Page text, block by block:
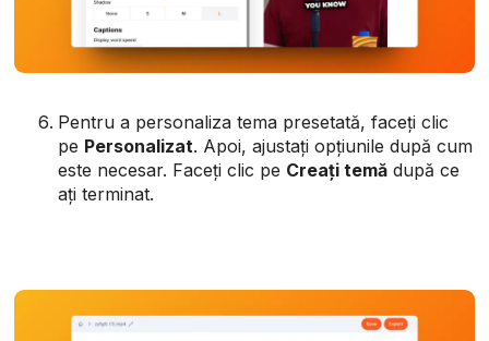
Pentru a personaliza tema presetată, faceți clic
pe Personalizat. Apoi, ajustați opțiunile după cum
este necesar. Faceți clic pe Creați temă după ce
ați terminat.